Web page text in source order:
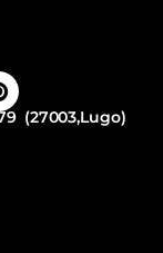
(27003,Lugo)